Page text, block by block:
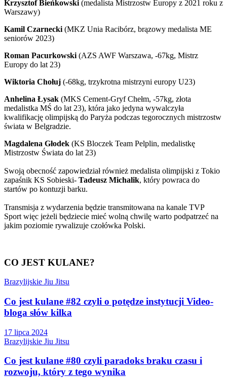
Krzysztof Bieńkowski (medalista Mistrzostw Europy z 2021 roku z
Warszawy)
Kamil Czarnecki (MKZ Unia Racibórz, brązowy medalista ME
seniorów 2023)
Roman Pacurkowski (AZS AWF Warszawa, -67kg, Mistrz
Europy do lat 23)
Wiktoria Chołuj (-68kg, trzykrotna mistrzyni europy U23)
Anhelina Łysak (MKS Cement-Gryf Chełm, -57kg, złota
medalistka MŚ do lat 23), która jako jedyna wywalczyła
kwalifikację olimpijską do Paryża podczas tegorocznych mistrzostw
świata w Belgradzie.
Magdalena Głodek (KS Bloczek Team Pelplin, medalistkę
Mistrzostw Świata do lat 23)
Swoją obecność zapowiedział również medalista olimpijski z Tokio
zapaśnik KS Sobieski- Tadeusz Michalik, który powraca do
startów po kontuzji barku.
Transmisja z wydarzenia będzie transmitowana na kanale TVP
Sport więc jeżeli będziecie mieć wolną chwilę warto podpatrzeć na
jakim poziomie rywalizuje czołówka Polski.
CO JEST KULANE?
Brazylijskie Jiu Jitsu
Co jest kulane #82 czyli o potędze instytucji Video-
bloga słów kilka
17 lipca 2024
Brazylijskie Jiu Jitsu
Co jest kulane #80 czyli paradoks braku czasu i
rozwoju, który z tego wynika